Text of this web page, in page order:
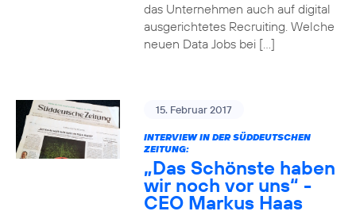
das Unternehmen auch auf digital
ausgerichtetes Recruiting. Welche
neuen Data Jobs bei […]
15. Februar 2017
INTERVIEW IN DER SÜDDEUTSCHEN
ZEITUNG:
„Das Schönste haben
wir noch vor uns“ -
CEO Markus Haas